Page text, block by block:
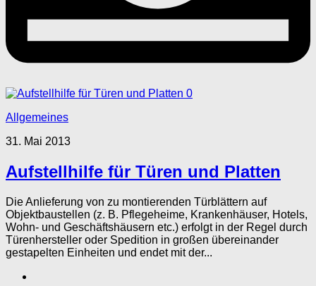
0
Allgemeines
31. Mai 2013
Aufstellhilfe für Türen und Platten
Die Anlieferung von zu montierenden Türblättern auf
Objektbaustellen (z. B. Pflegeheime, Krankenhäuser, Hotels,
Wohn- und Geschäftshäusern etc.) erfolgt in der Regel durch
Türenhersteller oder Spedition in großen übereinander
gestapelten Einheiten und endet mit der...